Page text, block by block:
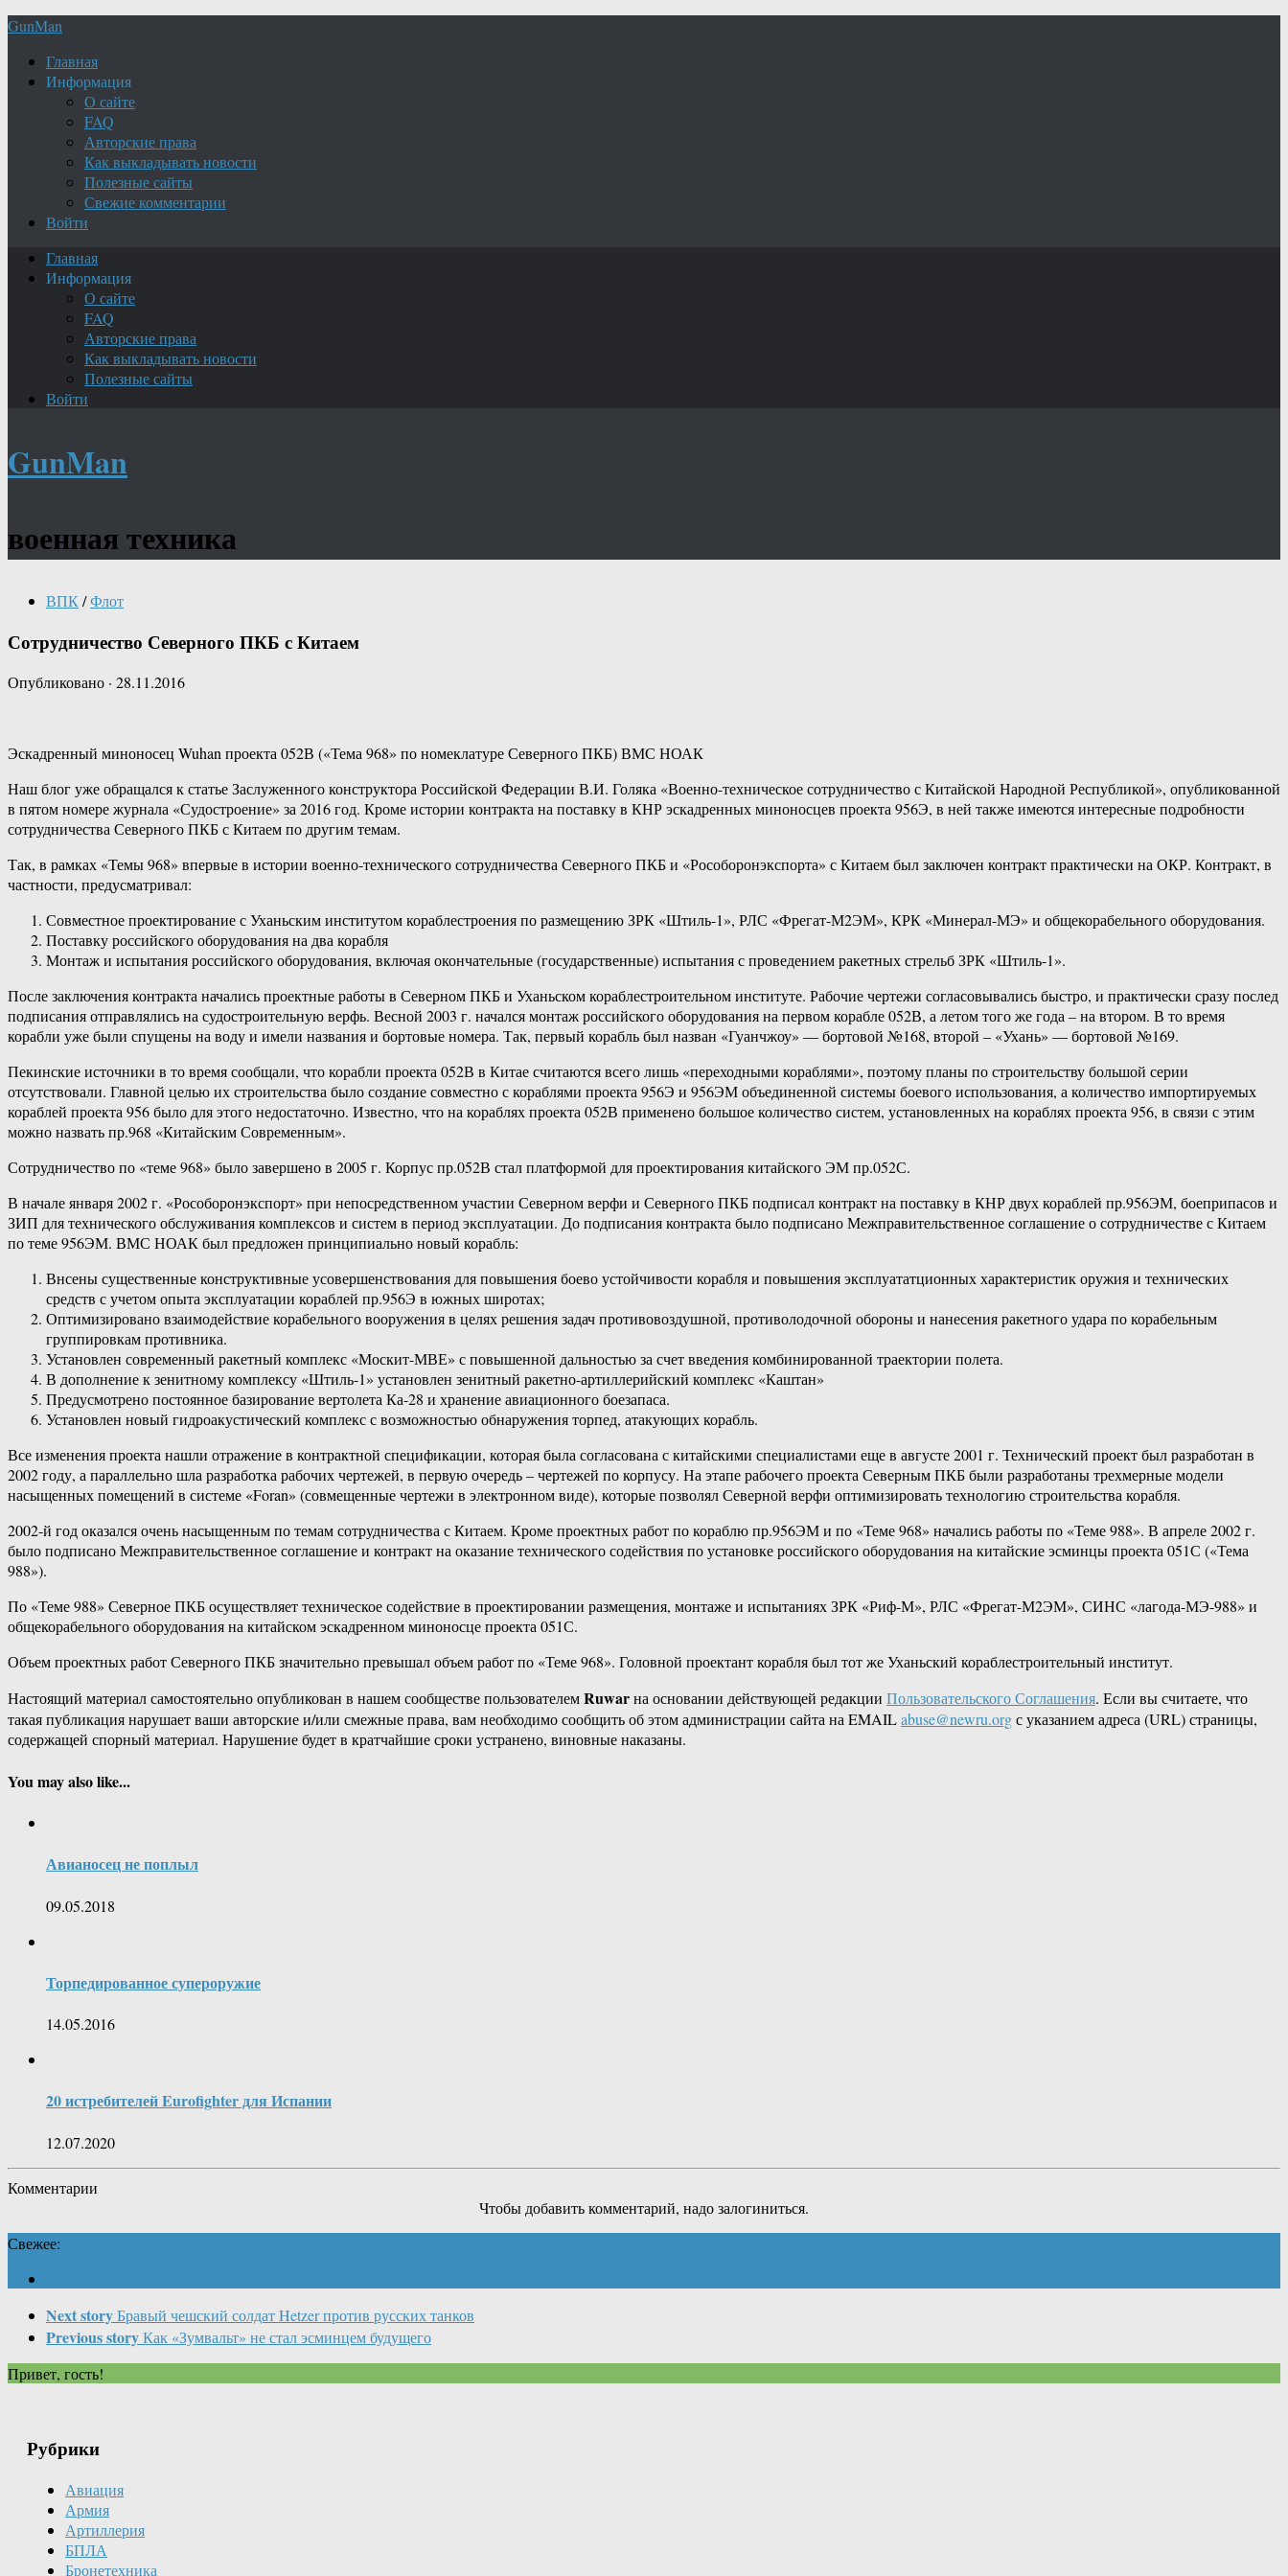
GunMan
Главная
Информация
О сайте
FAQ
Авторские права
Как выкладывать новости
Полезные сайты
Свежие комментарии
Войти
Главная
Информация
О сайте
FAQ
Авторские права
Как выкладывать новости
Полезные сайты
Войти
GunMan
военная техника
ВПК /Флот
Сотрудничество Северного ПКБ с Китаем
Опубликовано · 28.11.2016
Эскадренный миноносец Wuhan проекта 052В («Тема 968» по номеклатуре Северного ПКБ) ВМС НОАК
Наш блог уже обращался к статье Заслуженного конструктора Российской Федерации В.И. Голяка «Военно-техническое сотрудничество с Китайской Народной Республикой», опубликованной
в пятом номере журнала «Судостроение» за 2016 год. Кроме истории контракта на поставку в КНР эскадренных миноносцев проекта 956Э, в ней также имеются интересные подробности
сотрудничества Северного ПКБ с Китаем по другим темам.
Так, в рамках «Темы 968» впервые в истории военно-технического сотрудничества Северного ПКБ и «Рособоронэкспорта» с Китаем был заключен контракт практически на ОКР. Контракт, в
частности, предусматривал:
Совместное проектирование с Уханьским институтом кораблестроения по размещению ЗРК «Штиль-1», РЛС «Фрегат-М2ЭМ», КРК «Минерал-МЭ» и общекорабельного оборудования.
Поставку российского оборудования на два корабля
Монтаж и испытания российского оборудования, включая окончательные (государственные) испытания с проведением ракетных стрельб ЗРК «Штиль-1».
После заключения контракта начались проектные работы в Северном ПКБ и Уханьском кораблестроительном институте. Рабочие чертежи согласовывались быстро, и практически сразу послед
подписания отправлялись на судостроительную верфь. Весной 2003 г. начался монтаж российского оборудования на первом корабле 052В, а летом того же года – на втором. В то время
корабли уже были спущены на воду и имели названия и бортовые номера. Так, первый корабль был назван «Гуанчжоу» — бортовой №168, второй – «Ухань» — бортовой №169.
Пекинские источники в то время сообщали, что корабли проекта 052В в Китае считаются всего лишь «переходными кораблями», поэтому планы по строительству большой серии
отсутствовали. Главной целью их строительства было создание совместно с кораблями проекта 956Э и 956ЭМ объединенной системы боевого использования, а количество импортируемых
кораблей проекта 956 было для этого недостаточно. Известно, что на кораблях проекта 052В применено большое количество систем, установленных на кораблях проекта 956, в связи с этим
можно назвать пр.968 «Китайским Современным».
Сотрудничество по «теме 968» было завершено в 2005 г. Корпус пр.052В стал платформой для проектирования китайского ЭМ пр.052С.
В начале января 2002 г. «Рособоронэкспорт» при непосредственном участии Северном верфи и Северного ПКБ подписал контракт на поставку в КНР двух кораблей пр.956ЭМ, боеприпасов и
ЗИП для технического обслуживания комплексов и систем в период эксплуатации. До подписания контракта было подписано Межправительственное соглашение о сотрудничестве с Китаем
по теме 956ЭМ. ВМС НОАК был предложен принципиально новый корабль:
Внсены существенные конструктивные усовершенствования для повышения боево устойчивости корабля и повышения эксплуататционных характеристик оружия и технических
средств с учетом опыта эксплуатации кораблей пр.956Э в южных широтах;
Оптимизировано взаимодействие корабельного вооружения в целях решения задач противовоздушной, противолодочной обороны и нанесения ракетного удара по корабельным
группировкам противника.
Установлен современный ракетный комплекс «Москит-МВЕ» с повышенной дальностью за счет введения комбинированной траектории полета.
В дополнение к зенитному комплексу «Штиль-1» установлен зенитный ракетно-артиллерийский комплекс «Каштан»
Предусмотрено постоянное базирование вертолета Ка-28 и хранение авиационного боезапаса.
Установлен новый гидроакустический комплекс с возможностью обнаружения торпед, атакующих корабль.
Все изменения проекта нашли отражение в контрактной спецификации, которая была согласована с китайскими специалистами еще в августе 2001 г. Технический проект был разработан в
2002 году, а параллельно шла разработка рабочих чертежей, в первую очередь – чертежей по корпусу. На этапе рабочего проекта Северным ПКБ были разработаны трехмерные модели
насыщенных помещений в системе «Foran» (совмещенные чертежи в электронном виде), которые позволял Северной верфи оптимизировать технологию строительства корабля.
2002-й год оказался очень насыщенным по темам сотрудничества с Китаем. Кроме проектных работ по кораблю пр.956ЭМ и по «Теме 968» начались работы по «Теме 988». В апреле 2002 г.
было подписано Межправительственное соглашение и контракт на оказание технического содействия по установке российского оборудования на китайские эсминцы проекта 051С («Тема
988»).
По «Теме 988» Северное ПКБ осуществляет техническое содействие в проектировании размещения, монтаже и испытаниях ЗРК «Риф-М», РЛС «Фрегат-М2ЭМ», СИНС «лагода-МЭ-988» и
общекорабельного оборудования на китайском эскадренном миноносце проекта 051С.
Объем проектных работ Северного ПКБ значительно превышал объем работ по «Теме 968». Головной проектант корабля был тот же Уханьский кораблестроительный институт.
Настоящий материал самостоятельно опубликован в нашем сообществе пользователемRuwarна основании действующей редакции Пользовательского Соглашения. Если вы считаете, что
такая публикация нарушает ваши авторские и/или смежные права, вам необходимо сообщить об этом администрации сайта на EMAILabuse@newru.orgс указанием адреса (URL) страницы,
содержащей спорный материал. Нарушение будет в кратчайшие сроки устранено, виновные наказаны.
You may also like...
Авианосец не поплыл
09.05.2018
Торпедированное супероружие
14.05.2016
20 истребителей Eurofighter для Испании
12.07.2020
Комментарии
Чтобы добавить комментарий, надо залогиниться.
Свежее:
Next storyБравый чешский солдат Hetzer против русских танков
Previous storyКак «Зумвальт» не стал эсминцем будущего
Привет, гость!
Рубрики
Авиация
Армия
Артиллерия
БПЛА
Бронетехника